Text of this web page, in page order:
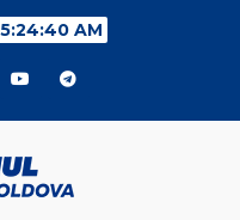
5:24:41 AM